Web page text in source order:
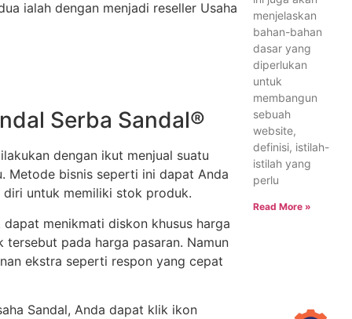
ialah dengan menjadi reseller Usaha
Serba Sandal®
dengan ikut menjual suatu
Metode bisnis seperti ini dapat Anda
untuk memiliki stok produk.
menikmati diskon khusus harga
pada harga pasaran. Namun
ekstra seperti respon yang cepat
Sandal, Anda dapat klik ikon
menjelaskan
bahan-bahan
dasar yang
diperlukan
untuk
membangun
sebuah
website,
definisi, istilah-
istilah yang
perlu
Read More »